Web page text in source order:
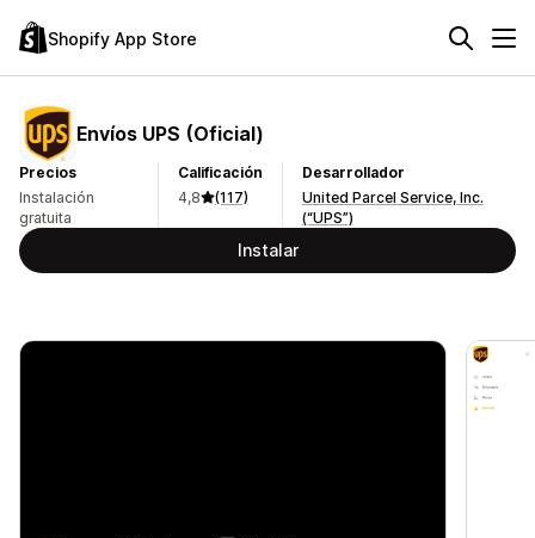
Shopify App Store
Envíos UPS (Oficial)
Precios
Instalación
gratuita
Calificación
4,8
(117)
Desarrollador
United Parcel Service, Inc.
(“UPS”)
Instalar